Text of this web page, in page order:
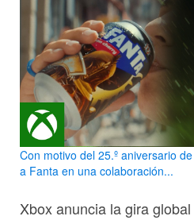
Con motivo del 25.º aniversario
a Fanta en una colaboración...
Xbox anuncia la gira